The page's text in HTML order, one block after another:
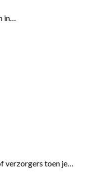
verzorgers toen je…